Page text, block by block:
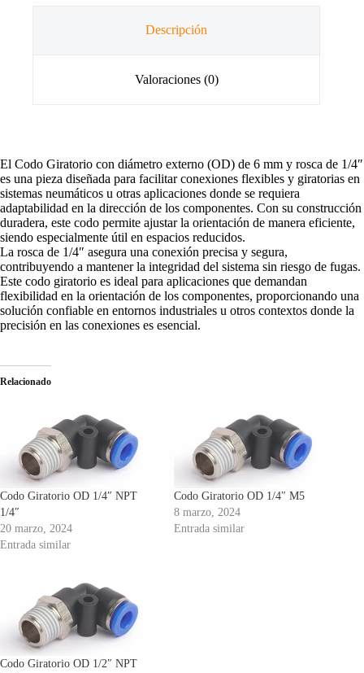
Descripción
Valoraciones (0)
El Codo Giratorio con diámetro externo (OD) de 6 mm y rosca de 1/4″
es una pieza diseñada para facilitar conexiones flexibles y giratorias en
sistemas neumáticos u otras aplicaciones donde se requiera
adaptabilidad en la dirección de los componentes. Con su construcción
duradera, este codo permite ajustar la orientación de manera eficiente,
siendo especialmente útil en espacios reducidos.
La rosca de 1/4″ asegura una conexión precisa y segura,
contribuyendo a mantener la integridad del sistema sin riesgo de fugas.
Este codo giratorio es ideal para aplicaciones que demandan
flexibilidad en la orientación de los componentes, proporcionando una
solución confiable en entornos industriales u otros contextos donde la
precisión en las conexiones es esencial.
Relacionado
Codo Giratorio OD 1/4″ NPT
1/4″
20 marzo, 2024
Entrada similar
Codo Giratorio OD 1/4″ M5
8 marzo, 2024
Entrada similar
Codo Giratorio OD 1/2″ NPT